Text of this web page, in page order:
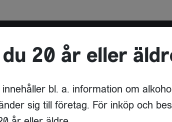
64 D
ÖSTERSUND
20 år eller
innehåller bl. a. information om
sig till företag. För inköp och